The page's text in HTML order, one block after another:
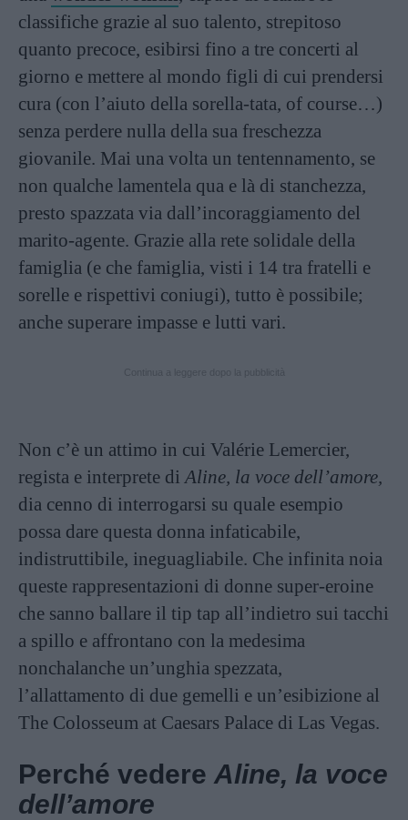
classifiche grazie al suo talento, strepitoso
quanto precoce, esibirsi fino a tre concerti al
giorno e mettere al mondo figli di cui prendersi
cura (con l’aiuto della sorella-tata, of course…)
senza perdere nulla della sua freschezza
giovanile. Mai una volta un tentennamento, se
non qualche lamentela qua e là di stanchezza,
presto spazzata via dall’incoraggiamento del
marito-agente. Grazie alla rete solidale della
famiglia (e che famiglia, visti i 14 tra fratelli e
sorelle e rispettivi coniugi), tutto è possibile;
anche superare impasse e lutti vari.
Non c’è un attimo in cui Valérie Lemercier,
regista e interprete diAline, la voce dell’amore,
dia cenno di interrogarsi su quale esempio
possa dare questa donna infaticabile,
indistruttibile, ineguagliabile. Che infinita noia
queste rappresentazioni di donne super-eroine
che sanno ballare il tip tap all’indietro sui tacchi
a spillo e affrontano con la medesima
nonchalanche un’unghia spezzata,
l’allattamento di due gemelli e un’esibizione al
The Colosseum at Caesars Palace di Las Vegas.
Perché vedere Aline, la voce
dell’amore